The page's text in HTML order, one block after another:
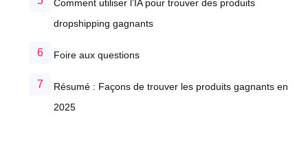
Comment utiliser l’IA pour trouver des produits
dropshipping gagnants
Foire aux questions
Résumé : Façons de trouver les produits gagnants en
2025